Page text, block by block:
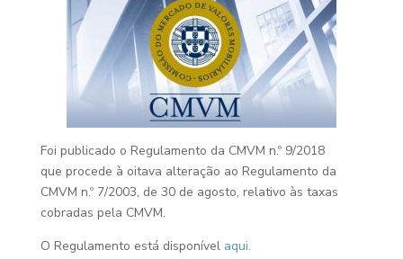
Foi publicado o Regulamento da CMVM n.º 9/2018
que procede à oitava alteração ao Regulamento da
CMVM n.º 7/2003, de 30 de agosto, relativo às taxas
cobradas pela CMVM.
O Regulamento está disponível aqui.